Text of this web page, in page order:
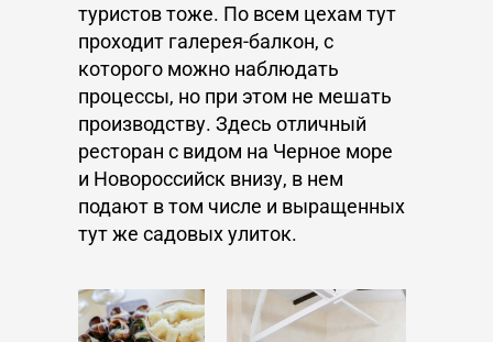
туристов тоже. По всем цехам тут
проходит галерея-балкон, с
которого можно наблюдать
процессы, но при этом не мешать
производству. Здесь отличный
ресторан с видом на Черное море
и Новороссийск внизу, в нем
подают в том числе и выращенных
тут же садовых улиток.